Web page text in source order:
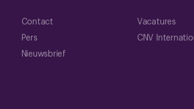
Contact
Pers
Nieuwsbrief
Vacatures
CNV